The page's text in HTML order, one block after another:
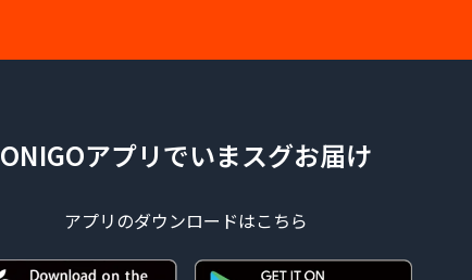
ONIGOアプリでいまスグお届け
アプリのダウンロードはこちら